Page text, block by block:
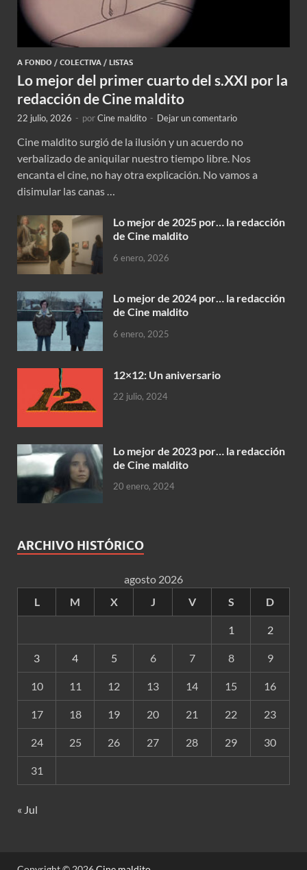
A FONDO / COLECTIVA / LISTAS
Lo mejor del primer cuarto del s.XXI por la
redacción de Cine maldito
22 julio, 2026 - porCine maldito - Dejar un comentario
Cine maldito surgió de la ilusión y un acuerdo no
verbalizado de aniquilar nuestro tiempo libre. Nos
encanta el cine, no hay otra explicación. No vamos a
disimular las canas …
Lo mejor de 2025 por… la redacción
de Cine maldito
6 enero, 2026
Lo mejor de 2024 por… la redacción
de Cine maldito
6 enero, 2025
12×12: Un aniversario
22 julio, 2024
Lo mejor de 2023 por… la redacción
de Cine maldito
20 enero, 2024
ARCHIVO HISTÓRICO
agosto 2026
L
M X J V S D
1 2
3 4 5 6 7 8 9
10 11 12 13 14 15 16
17 18 19 20 21 22 23
24 25 26 27 28 29 30
31
« Jul